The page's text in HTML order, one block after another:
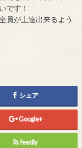
です！
員が上達出来るよう
シェア
Google+
feedly